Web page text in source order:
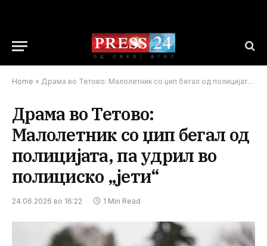
Home » Драма во Тетово: Малолетник со џип бегал од полицијата, па удрил во полициско „јети“
Драма во Тетово:
Малолетник со џип бегал од
полицијата, па удрил во
полициско „јети“
24.06.2026 во 16:22 1 Min Read